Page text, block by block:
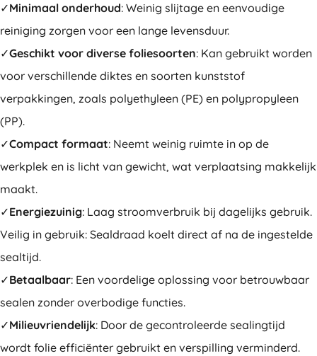
✓Minimaal onderhoud: Weinig slijtage en eenvoudige
reiniging zorgen voor een lange levensduur.
✓Geschikt voor diverse foliesoorten: Kan gebruikt worden
voor verschillende diktes en soorten kunststof
verpakkingen, zoals polyethyleen (PE) en polypropyleen
(PP).
✓Compact formaat: Neemt weinig ruimte in op de
werkplek en is licht van gewicht, wat verplaatsing makkelijk
maakt.
✓Energiezuinig: Laag stroomverbruik bij dagelijks gebruik.
Veilig in gebruik: Sealdraad koelt direct af na de ingestelde
sealtijd.
✓Betaalbaar: Een voordelige oplossing voor betrouwbaar
sealen zonder overbodige functies.
✓Milieuvriendelijk: Door de gecontroleerde sealingtijd
wordt folie efficiënter gebruikt en verspilling verminderd.